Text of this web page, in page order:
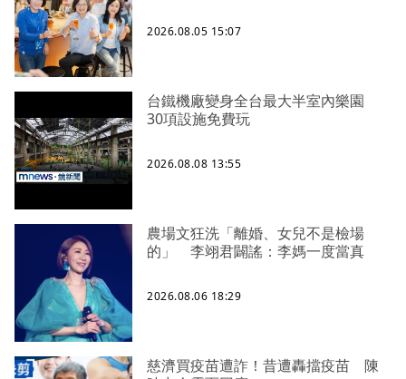
2026.08.05 15:07
台鐵機廠變身全台最大半室內樂園
30項設施免費玩
2026.08.08 13:55
農場文狂洗「離婚、女兒不是檢場
的」 李翊君闢謠：李媽一度當真
2026.08.06 18:29
慈濟買疫苗遭詐！昔遭轟擋疫苗 陳